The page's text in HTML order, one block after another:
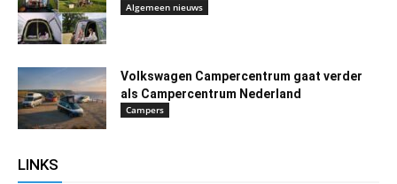
Algemeen nieuws
Volkswagen Campercentrum gaat verder
als Campercentrum Nederland
Campers
LINKS